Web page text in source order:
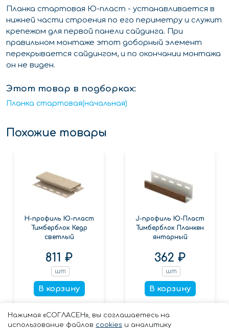
Планка стартовая Ю-пласт - устанавливается в
нижней части строения по его периметру и служит
крепежом для первой панели сайдинга. При
правильном монтаже этот доборный элемент
перекрывается сайдингом, и по окончании монтажа
он не виден.
Этот товар в подборках:
Планка стартовая(начальная)
Похожие товары
Н-профиль Ю-пласт
Тимберблок Кедр
светлый
811 ₽
шт
В корзину
J-профиль Ю-Пласт
Тимберблок Планкен
янтарный
362 ₽
шт
В корзину
Нажимая «СОГЛАСЕН», вы соглашаетесь на
использование файлов cookies и аналитику